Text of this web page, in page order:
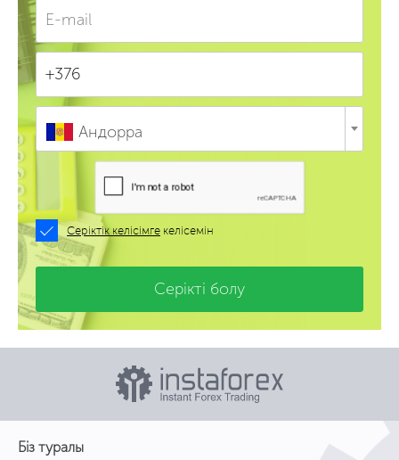
Андорра
Серіктік келісімге келісемін
Серікті болу
Біз туралы